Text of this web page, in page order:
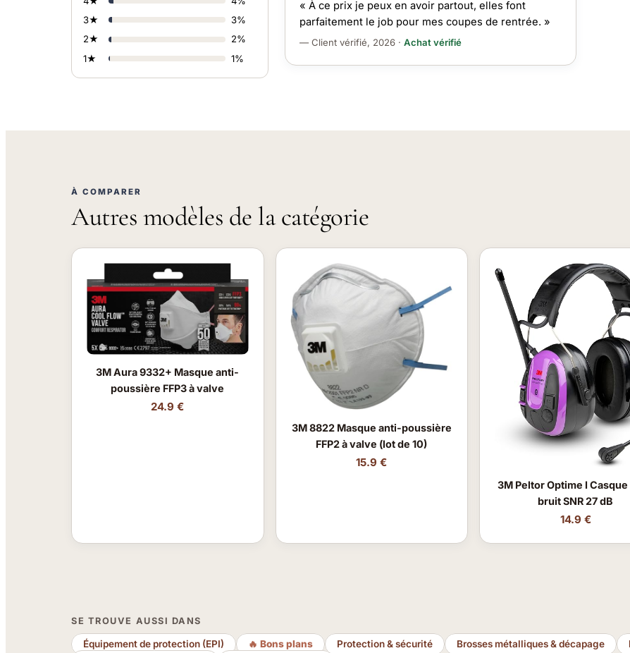
3★
3%
2★
2%
1★
1%
« À ce prix je peux en avoir partout, elles font
parfaitement le job pour mes coupes de rentrée. »
— Client vérifié, 2026 ·Achat vérifié
À COMPARER
Autres modèles de la catégorie
3M Aura 9332+ Masque anti-
poussière FFP3 à valve
24.9 €
3M 8822 Masque anti-poussière
FFP2 à valve (lot de 10)
15.9 €
3M Peltor Optime I
bruit SNR 27 dB
14.9 €
SE TROUVE AUSSI DANS
Équipement de protection (EPI) 🔥 Bons plans Protection & sécurité Brosses métalliques & décapage